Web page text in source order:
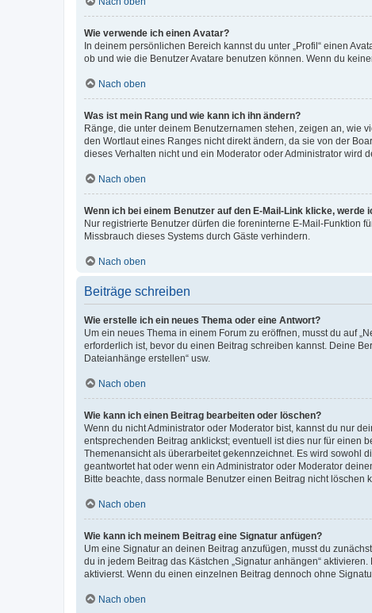
Wie verwende ich einen Avatar?
In deinem persönlichen Bereich kannst du unter „Profil“ einen
ob und wie die Benutzer Avatare benutzen können. Wenn du
Nach oben
Was ist mein Rang und wie kann ich ihn ändern?
Ränge, die unter deinem Benutzernamen stehen, zeigen an, wie
den Wortlaut eines Ranges nicht direkt ändern, da sie von der
dieses Verhalten nicht und ein Moderator oder Administrator wird
Nach oben
Wenn ich bei einem Benutzer auf den E-Mail-Link klicke, werde
Nur registrierte Benutzer dürfen die foreninterne E-Mail-Funktion
Missbrauch dieses Systems durch Gäste verhindern.
Nach oben
Beiträge schreiben
Wie erstelle ich ein neues Thema oder eine Antwort?
Um ein neues Thema in einem Forum zu eröffnen, musst du auf
erforderlich ist, bevor du einen Beitrag schreiben kannst. Deine
Dateianhänge erstellen“ usw.
Nach oben
Wie kann ich einen Beitrag bearbeiten oder löschen?
Wenn du nicht Administrator oder Moderator bist, kannst du nur
entsprechenden Beitrag anklickst; eventuell ist dies nur für einen
Themenansicht als überarbeitet gekennzeichnet. Es wird sowohl
geantwortet hat oder wenn ein Administrator oder Moderator
Bitte beachte, dass normale Benutzer einen Beitrag nicht
Nach oben
Wie kann ich meinem Beitrag eine Signatur anfügen?
Um eine Signatur an deinen Beitrag anzufügen, musst du
du in jedem Beitrag das Kästchen „Signatur anhängen“
aktivierst. Wenn du einen einzelnen Beitrag dennoch ohne
Nach oben